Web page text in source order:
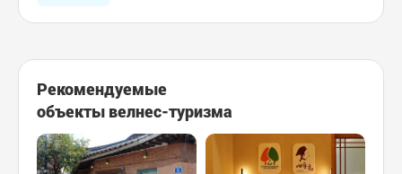
Рекомендуемые
объекты велнес-туризма